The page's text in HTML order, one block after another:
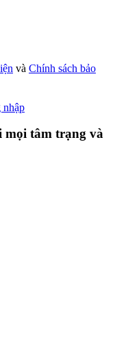
và Chính sách bảo
mọi tâm trạng và